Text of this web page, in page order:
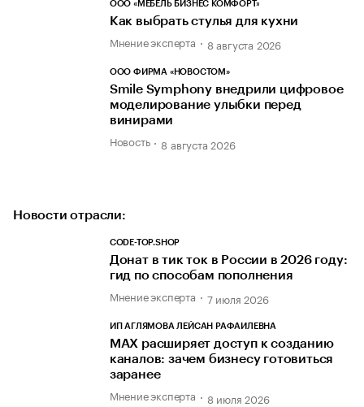
ООО «МЕБЕЛЬ БИЗНЕС КОМФОРТ»
Как выбрать стулья для кухни
Мнение эксперта 8 августа 2026
ООО ФИРМА «НОВОСТОМ»
Smile Symphony внедрили цифровое
моделирование улыбки перед
винирами
Новость 8 августа 2026
Новости отрасли:
CODE-TOP.SHOP
Донат в тик ток в России в 2026 году:
гид по способам пополнения
Мнение эксперта 7 июля 2026
ИП АГЛЯМОВА ЛЕЙСАН РАФАИЛЕВНА
MAX расширяет доступ к созданию
каналов: зачем бизнесу готовиться
заранее
Мнение эксперта 8 июля 2026